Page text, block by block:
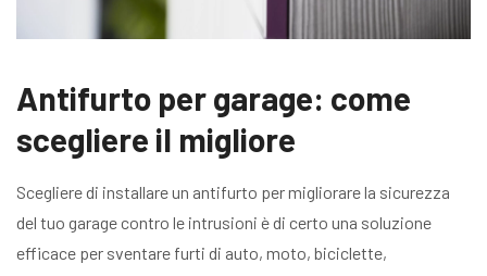
Antifurto per garage: come
scegliere il migliore
Scegliere di installare un antifurto per migliorare la sicurezza
del tuo garage contro le intrusioni è di certo una soluzione
efficace per sventare furti di auto, moto, biciclette,